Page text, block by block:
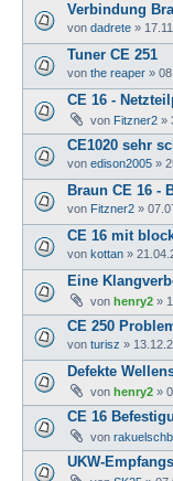
Verbindung
von dadrete »
Tuner CE 251
von the reaper »
CE 16 -
von Fitzner2 »
CE1020 sehr
von edison2005 »
Braun CE 16 -
von Fitzner2 »
CE 16 mit
von kottan »
Eine
von henry2 »
CE 250
von turisz »
Defekte
von henry2 »
CE 16
von
UKW-